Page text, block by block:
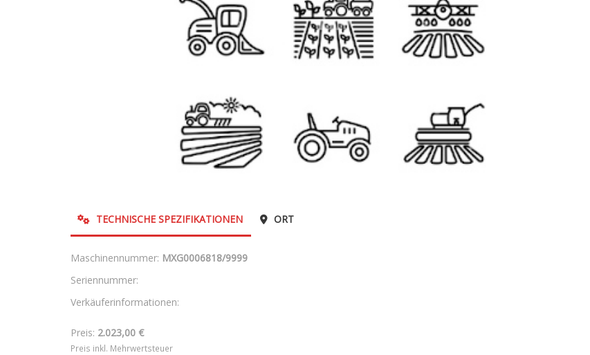
TECHNISCHE SPEZIFIKATIONEN ORT
Maschinennummer: MXG0006818/9999
Seriennummer:
Verkäuferinformationen:
Preis: 2.023,00 €
Preis inkl. Mehrwertsteuer